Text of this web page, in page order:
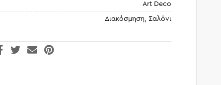
Art Deco
Διακόσμηση, Σαλόνι